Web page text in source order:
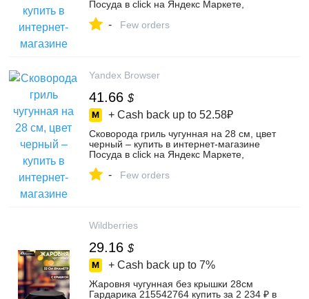
Посуда в click на Яндекс Маркете,
- Few orders
Yandex Browser
41.66 $
+ Cash back up to 52.58₽
Сковорода гриль чугунная на 28 см, цвет
черный – купить в интернет-магазине
Посуда в click на Яндекс Маркете,
- Few orders
Wildberries
29.16 $
+ Cash back up to 7%
Жаровня чугунная без крышки 28см
Гардарика 215542764 купить за 2 234 ₽ в